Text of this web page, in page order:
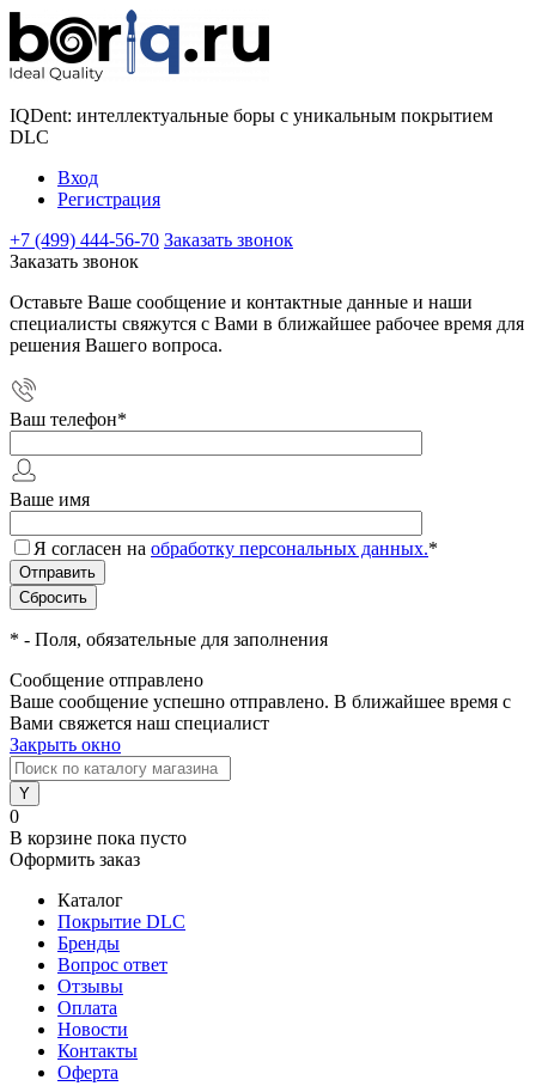
IQDent: интеллектуальные боры с уникальным покрытием
DLC
Вход
Регистрация
+7 (499) 444-56-70 Заказать звонок
Заказать звонок
Оставьте Ваше сообщение и контактные данные и наши
специалисты свяжутся с Вами в ближайшее рабочее время для
решения Вашего вопроса.
Ваш телефон*
Ваше имя
Я согласен на обработку персональных данных.*
* - Поля, обязательные для заполнения
Сообщение отправлено
Ваше сообщение успешно отправлено. В ближайшее время с
Вами свяжется наш специалист
Закрыть окно
0
В корзине пока пусто
Оформить заказ
Каталог
Покрытие DLC
Бренды
Вопрос ответ
Отзывы
Оплата
Новости
Контакты
Оферта